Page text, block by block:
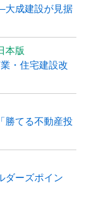
成建設が見据
本版
・住宅建設改
勝てる不動産投
ダーズポイン